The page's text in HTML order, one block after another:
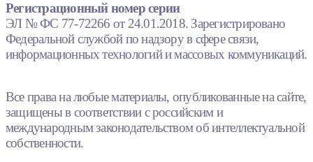
Регистрационный номер серии
ЭЛ № ФС 77-72266 от 24.01.2018. Зарегистрировано
Федеральной службой по надзору в сфере связи,
информационных технологий и массовых коммуникаций.
Все права на любые материалы, опубликованные на сайте,
защищены в соответствии с российским и
международным законодательством об интеллектуальной
собственности.